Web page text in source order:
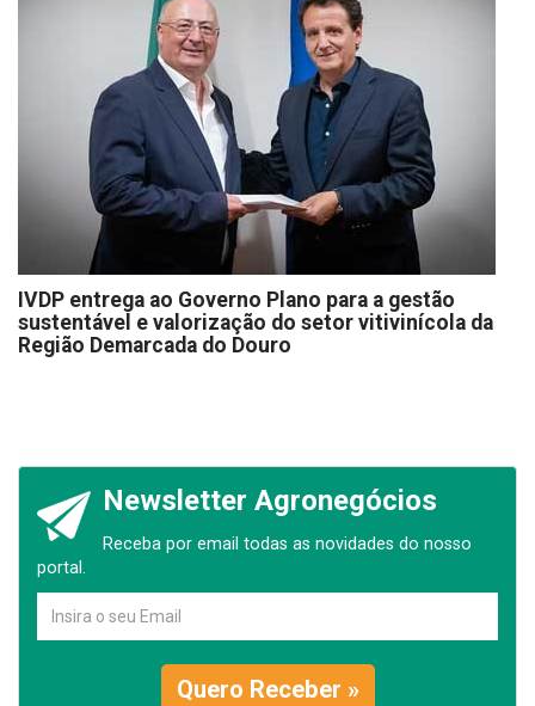
IVDP entrega ao Governo Plano para a gestão
sustentável e valorização do setor vitivinícola da
Região Demarcada do Douro
Newsletter Agronegócios
Receba por email todas as novidades do nosso
portal.
Quero Receber »